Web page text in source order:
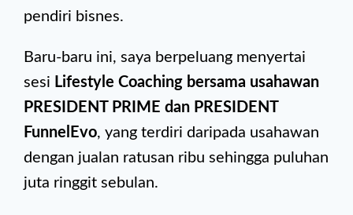
pendiri bisnes.
Baru-baru ini, saya berpeluang menyertai
sesi Lifestyle Coaching bersama usahawan
PRESIDENT PRIME dan PRESIDENT
FunnelEvo, yang terdiri daripada usahawan
dengan jualan ratusan ribu sehingga puluhan
juta ringgit sebulan.